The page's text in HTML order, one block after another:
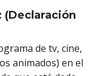
(Declaración
de tv, cine,
animados) en el